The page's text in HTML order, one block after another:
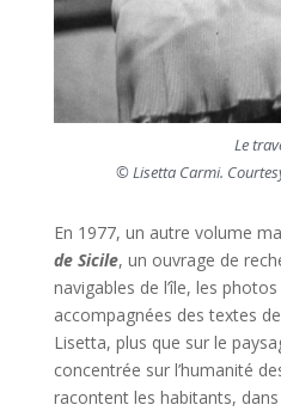
Le
© Lisetta Carmi.
En 1977, un autre volume
de Sicile, un ouvrage de
navigables de l’île, les
accompagnées des textes
Lisetta, plus que sur le
concentrée sur l’humanité
racontent les habitants,